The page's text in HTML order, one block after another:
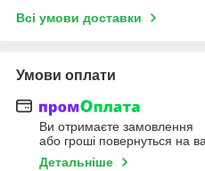
Всі умови доставки
Умови оплати
Ви отримаєте замовлення
або гроші повернуться на
Детальніше